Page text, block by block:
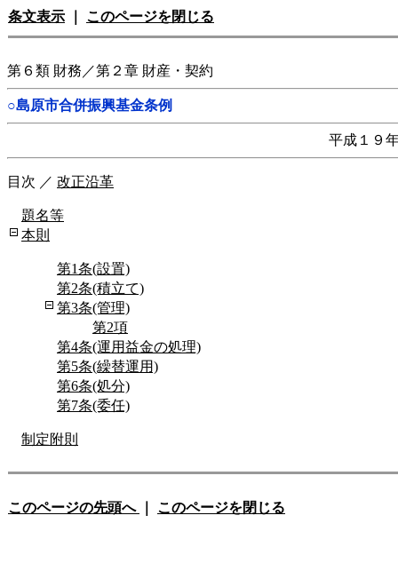
条文表示 このページを閉じる
第６類 財務／第２章 財産・契約
○島原市合併振興基金条例
平成１９
目次 ／ 改正沿革
題名等
本則
第1条(設置)
第2条(積立て)
第3条(管理)
第2項
第4条(運用益金の処理)
第5条(繰替運用)
第6条(処分)
第7条(委任)
制定附則
このページの先頭へ このページを閉じる